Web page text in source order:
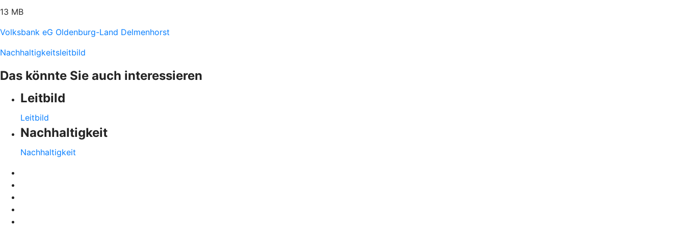
13 MB
Volksbank eG Oldenburg-Land Delmenhorst
Nachhaltigkeitsleitbild
Das könnte Sie auch interessieren
Leitbild
Leitbild
Nachhaltigkeit
Nachhaltigkeit